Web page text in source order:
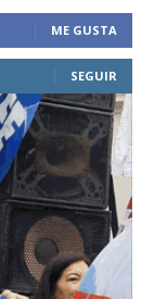
ME GUSTA
SEGUIR